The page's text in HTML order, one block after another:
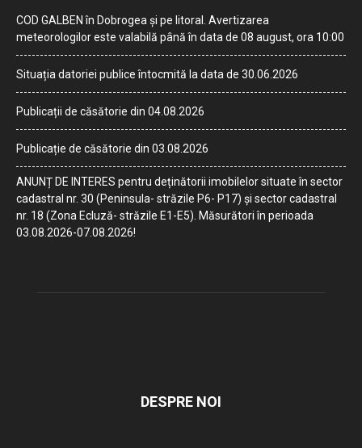
COD GALBEN în Dobrogea și pe litoral. Avertizarea
meteorologilor este valabilă până în data de 08 august, ora 10:00
Situația datoriei publice întocmită la data de 30.06.2026
Publicații de căsătorie din 04.08.2026
Publicație de căsătorie din 03.08.2026
ANUNȚ DE INTERES pentru deținătorii imobilelor situate în sector
cadastral nr. 30 (Peninsula- străzile P6- P17) și sector cadastral
nr. 18 (Zona Ecluză- străzile E1-E5). Măsurători în perioada
03.08.2026-07.08.2026!
DESPRE NOI